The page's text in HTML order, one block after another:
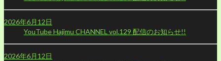
2026年6月12日
YouTube Hajimu CHANNEL vol.129 配信のお知らせ!!
2026年6月12日